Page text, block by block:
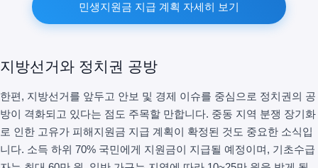
민생지원금 지급 계획 자세히 보기
지방선거와 정치권 공방
한편, 지방선거를 앞두고 안보 및 경제 이슈를 중심으로 정치권의 공
방이 격화되고 있다는 점도 주목할 만합니다. 중동 지역 분쟁 장기화
로 인한 고유가 피해지원금 지급 계획이 확정된 것도 중요한 소식입
니다. 소득 하위 70% 국민에게 지원금이 지급될 예정이며, 기초수급